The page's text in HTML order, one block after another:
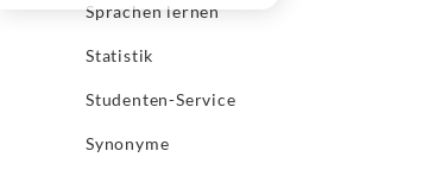
Sprachen lernen
Statistik
Studenten-Service
Synonyme